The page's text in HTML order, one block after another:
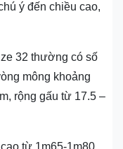
ý đến chiều cao,
32 thường có số
mông khoảng
rộng gấu từ 17.5 –